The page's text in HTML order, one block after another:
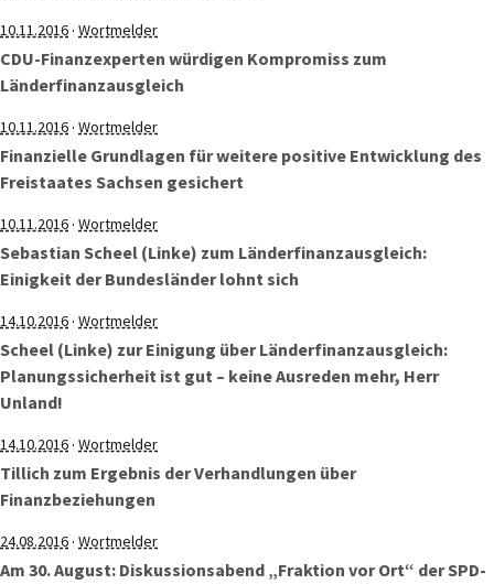
10.11.2016· Wortmelder
CDU-Finanzexperten würdigen Kompromiss zum
Länderfinanzausgleich
10.11.2016· Wortmelder
Finanzielle Grundlagen für weitere positive Entwicklung des
Freistaates Sachsen gesichert
10.11.2016· Wortmelder
Sebastian Scheel (Linke) zum Länderfinanzausgleich:
Einigkeit der Bundesländer lohnt sich
14.10.2016· Wortmelder
Scheel (Linke) zur Einigung über Länderfinanzausgleich:
Planungssicherheit ist gut – keine Ausreden mehr, Herr
Unland!
14.10.2016· Wortmelder
Tillich zum Ergebnis der Verhandlungen über
Finanzbeziehungen
24.08.2016· Wortmelder
Am 30. August: Diskussionsabend „Fraktion vor Ort“ der SPD-